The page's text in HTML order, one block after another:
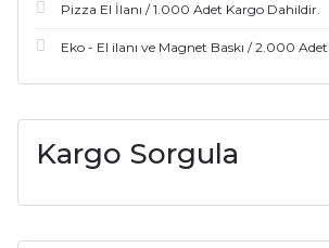
Pizza El İlanı / 1.000 Adet Kargo Dahildir.
Eko - El ilanı ve Magnet Baskı / 2.000 Adet
Kargo Sorgula